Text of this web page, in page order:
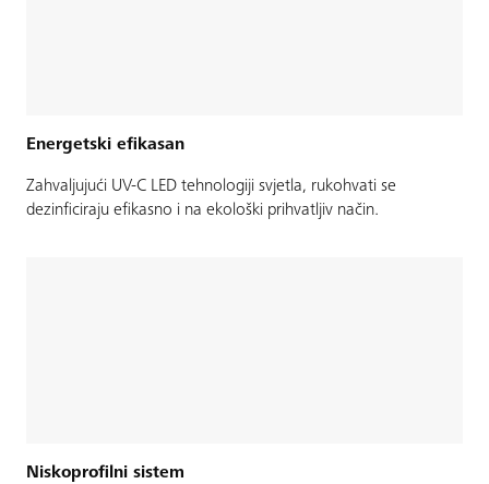
Energetski efikasan
Zahvaljujući UV-C LED tehnologiji svjetla, rukohvati se
dezinficiraju efikasno i na ekološki prihvatljiv način.
Niskoprofilni sistem